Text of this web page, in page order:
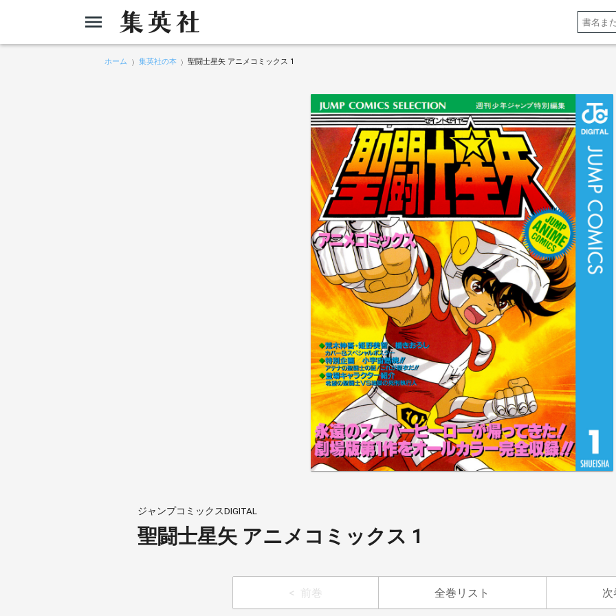
ホーム 集英社の本 聖闘士星矢 アニメコミックス 1
ジャンプコミックスDIGITAL
聖闘士星矢 アニメコミックス 1
前巻 全巻リスト 次